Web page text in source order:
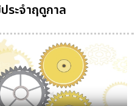
ระจำฤดูกาล